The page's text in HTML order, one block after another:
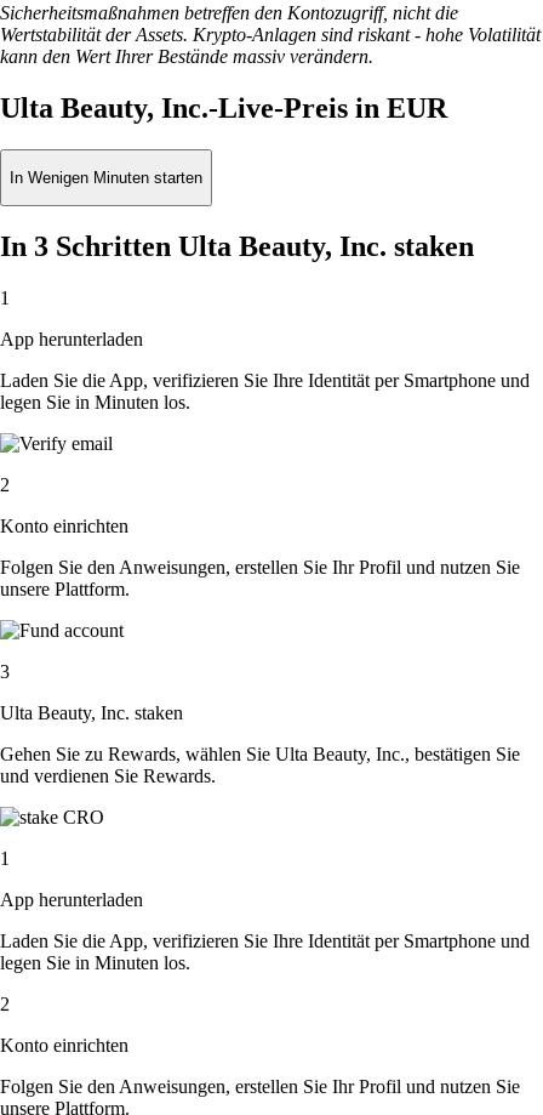
Sicherheitsmaßnahmen betreffen den Kontozugriff, nicht die
Wertstabilität der Assets. Krypto-Anlagen sind riskant - hohe Volatilität
kann den Wert Ihrer Bestände massiv verändern.
Ulta Beauty, Inc.-Live-Preis in EUR
In Wenigen Minuten starten
In 3 Schritten Ulta Beauty, Inc. staken
1
App herunterladen
Laden Sie die App, verifizieren Sie Ihre Identität per Smartphone und
legen Sie in Minuten los.
2
Konto einrichten
Folgen Sie den Anweisungen, erstellen Sie Ihr Profil und nutzen Sie
unsere Plattform.
3
Ulta Beauty, Inc. staken
Gehen Sie zu Rewards, wählen Sie Ulta Beauty, Inc., bestätigen Sie
und verdienen Sie Rewards.
1
App herunterladen
Laden Sie die App, verifizieren Sie Ihre Identität per Smartphone und
legen Sie in Minuten los.
2
Konto einrichten
Folgen Sie den Anweisungen, erstellen Sie Ihr Profil und nutzen Sie
unsere Plattform.